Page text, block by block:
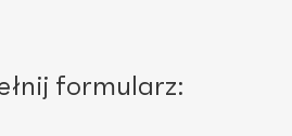
formularz: